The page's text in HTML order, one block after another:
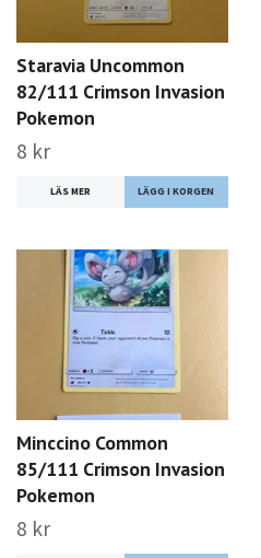
Staravia Uncommon
82/111 Crimson Invasion
Pokemon
8 kr
LÄS MER
Minccino Common
85/111 Crimson Invasion
Pokemon
8 kr